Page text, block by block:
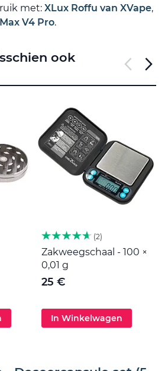
met: XLux Roffu van XVape,
V4 Pro.
ook
2
Zakweegschaal - 100 ×
0,01 g
25 €
In Winkelwagen